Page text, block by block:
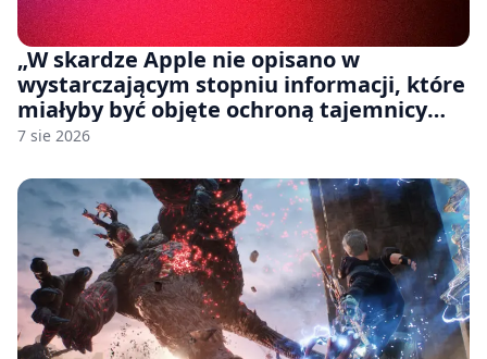
„W skardze Apple nie opisano w
wystarczającym stopniu informacji, które
miałyby być objęte ochroną tajemnicy
handlowej”. OpenAI żąda odrzucenia
7 sie 2026